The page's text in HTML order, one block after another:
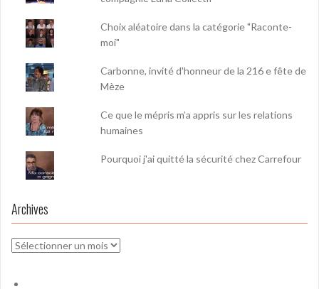
Choix aléatoire dans la catégorie "Raconte-
moi"
Carbonne, invité d'honneur de la 216 e fête de
Mèze
Ce que le mépris m’a appris sur les relations
humaines
Pourquoi j'ai quitté la sécurité chez Carrefour
Archives
Archives